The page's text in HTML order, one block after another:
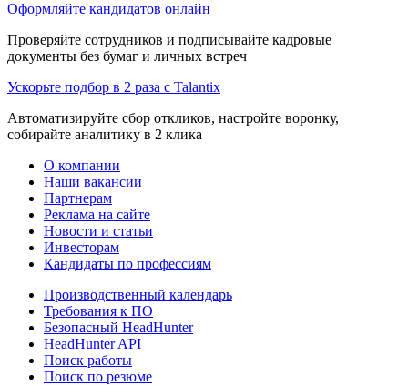
Оформляйте кандидатов онлайн
Проверяйте сотрудников и подписывайте кадровые
документы без бумаг и личных встреч
Ускорьте подбор в 2 раза с Talantix
Автоматизируйте сбор откликов, настройте воронку,
собирайте аналитику в 2 клика
О компании
Наши вакансии
Партнерам
Реклама на сайте
Новости и статьи
Инвесторам
Кандидаты по профессиям
Производственный календарь
Требования к ПО
Безопасный HeadHunter
HeadHunter API
Поиск работы
Поиск по резюме